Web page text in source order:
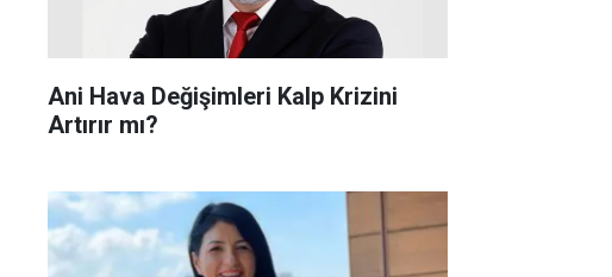
Ani Hava Değişimleri Kalp Krizini
Artırır mı?